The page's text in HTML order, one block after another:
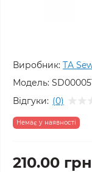
Виробник: TA
Модель:
Відгуки: (0)
Немає у наявності
210.00